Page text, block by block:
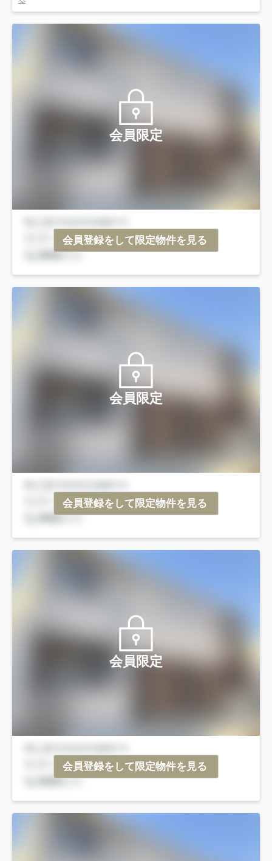
会員限定
会員登録をして限定物件を見る
会員限定
会員登録をして限定物件を見る
会員限定
会員登録をして限定物件を見る